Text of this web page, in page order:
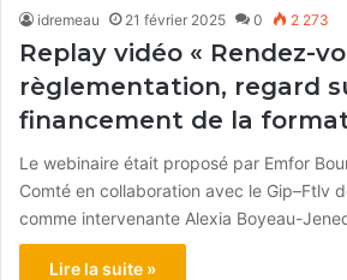
idremeau 21 février 2025 0 2 273
Replay vidéo « Rendez-
règlementation, regard
financement de la
Le webinaire était proposé par Emfor
Comté en collaboration avec le Gip–Ftlv
comme intervenante Alexia Boyeau-
Lire la suite »